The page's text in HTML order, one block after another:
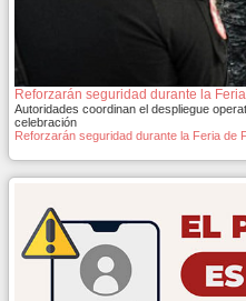
Reforzarán seguridad durante la
Autoridades coordinan el despliegue
celebración
Reforzarán seguridad durante la Feria de